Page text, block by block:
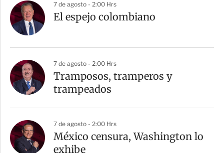
7 de agosto - 2:00 Hrs
El espejo colombiano
7 de agosto - 2:00 Hrs
Tramposos, tramperos y
trampeados
7 de agosto - 2:00 Hrs
México censura, Washington lo
exhibe